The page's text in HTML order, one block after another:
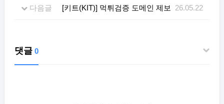
다음글 [키트(KIT)] 먹튀검증 도메인 제보 26.05.22
댓글 0